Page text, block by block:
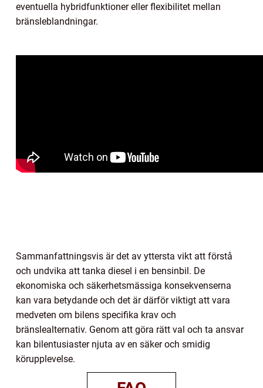
eventuella hybridfunktioner eller flexibilitet mellan
bränsleblandningar.
Sammanfattningsvis är det av yttersta vikt att förstå
och undvika att tanka diesel i en bensinbil. De
ekonomiska och säkerhetsmässiga konsekvenserna
kan vara betydande och det är därför viktigt att vara
medveten om bilens specifika krav och
bränslealternativ. Genom att göra rätt val och ta ansvar
kan bilentusiaster njuta av en säker och smidig
körupplevelse.